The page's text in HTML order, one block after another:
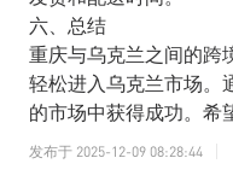
六、总结
重庆与乌克兰之间的跨
轻松进入乌克兰市场。
的市场中获得成功。希
发布于 2025-12-09 08:28:44